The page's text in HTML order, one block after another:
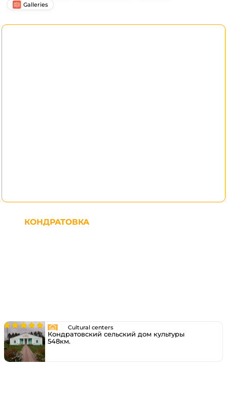
Galleries
КОНДРАТОВКА
Cultural centers
Кондратовский сельский дом культуры
548км.